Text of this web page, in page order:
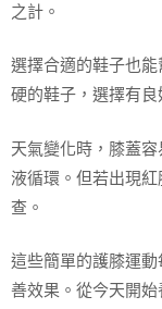
之計。
選擇合適的鞋子也
硬的鞋子，選擇有
天氣變化時，膝蓋
液循環。但若出現
查。
這些簡單的護膝運
善效果。從今天開